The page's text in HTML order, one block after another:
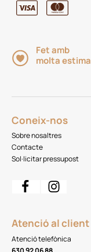
Fet amb
molta estima
Coneix-nos
Sobre nosaltres
Contacte
Sol·licitar pressupost
Atenció al client
Atenció telefònica